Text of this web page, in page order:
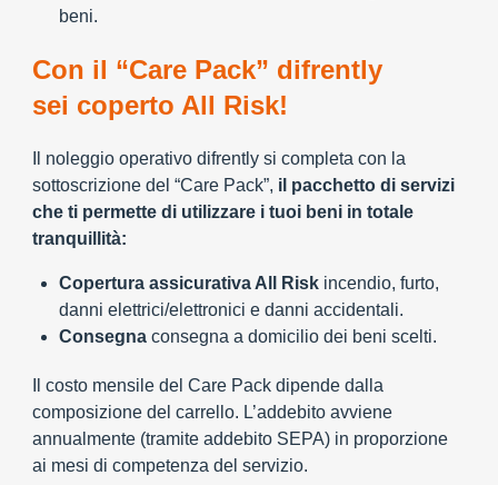
beni.
Con il “Care Pack” difrently
sei coperto All Risk!
Il noleggio operativo difrently si completa con la
sottoscrizione del “Care Pack”, il pacchetto di servizi
che ti permette di utilizzare i tuoi beni in totale
tranquillità:
Copertura assicurativa All Risk incendio, furto,
danni elettrici/elettronici e danni accidentali.
Consegna consegna a domicilio dei beni scelti.
Il costo mensile del Care Pack dipende dalla
composizione del carrello. L’addebito avviene
annualmente (tramite addebito SEPA) in proporzione
ai mesi di competenza del servizio.